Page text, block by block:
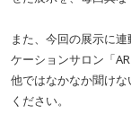
また、今回の展示に
ケーションサロン「
他ではなかなか聞け
ください。